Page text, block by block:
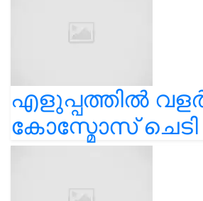
എളുപ്പത്തിൽ
കോസ്മോസ് ചെടി